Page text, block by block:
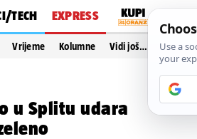
TECH EXPRESS
Vrijeme Kolumne Vidi još…
u Splitu udara